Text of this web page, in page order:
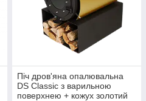
Піч дров'яна опалювальна
DS Classic з варильною
поверхнею + кожух золотий